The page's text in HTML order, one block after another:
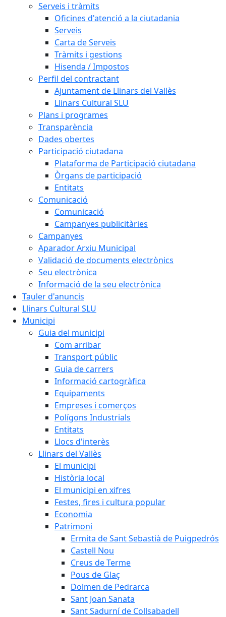
Serveis i tràmits
Oficines d'atenció a la ciutadania
Serveis
Carta de Serveis
Tràmits i gestions
Hisenda / Impostos
Perfil del contractant
Ajuntament de Llinars del Vallès
Llinars Cultural SLU
Plans i programes
Transparència
Dades obertes
Participació ciutadana
Plataforma de Participació ciutadana
Òrgans de participació
Entitats
Comunicació
Comunicació
Campanyes publicitàries
Campanyes
Aparador Arxiu Municipal
Validació de documents electrònics
Seu electrònica
Informació de la seu electrònica
Tauler d'anuncis
Llinars Cultural SLU
Municipi
Guia del municipi
Com arribar
Transport públic
Guia de carrers
Informació cartogràfica
Equipaments
Empreses i comerços
Polígons Industrials
Entitats
Llocs d'interès
Llinars del Vallès
El municipi
Història local
El municipi en xifres
Festes, fires i cultura popular
Economia
Patrimoni
Ermita de Sant Sebastià de Puigpedrós
Castell Nou
Creus de Terme
Pous de Glaç
Dolmen de Pedrarca
Sant Joan Sanata
Sant Sadurní de Collsabadell